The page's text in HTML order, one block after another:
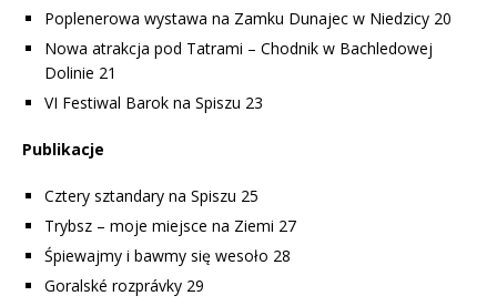
Poplenerowa wystawa na Zamku Dunajec w Niedzicy 20
Nowa atrakcja pod Tatrami – Chodnik w Bachledowej
Dolinie 21
VI Festiwal Barok na Spiszu 23
Publikacje
Cztery sztandary na Spiszu 25
Trybsz – moje miejsce na Ziemi 27
Śpiewajmy i bawmy się wesoło 28
Goralské rozprávky 29